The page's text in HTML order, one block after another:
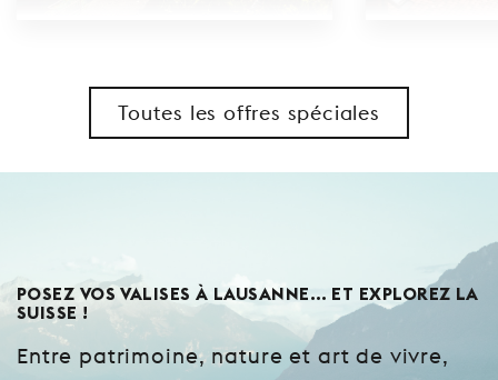
Toutes les offres spéciales
POSEZ VOS VALISES À LAUSANNE… ET EXPLOREZ LA
SUISSE !
Entre patrimoine, nature et art de vivre,